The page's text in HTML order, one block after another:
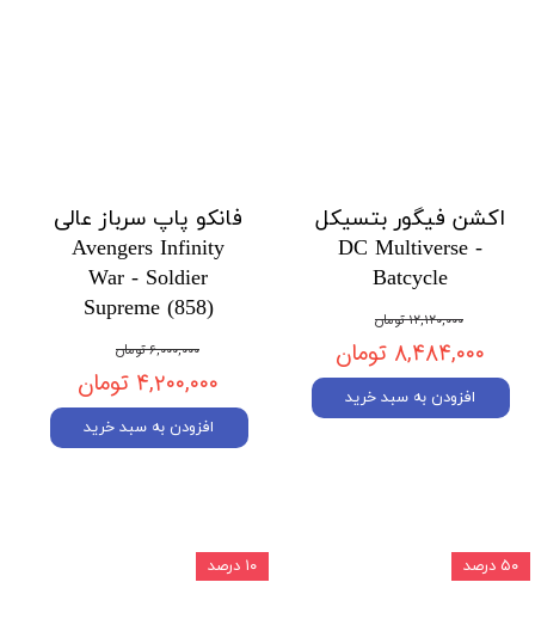
اکشن فیگور بتسیکل
DC Multiverse -
Batcycle
۱۲,۱۲۰,۰۰۰ تومان
۸,۴۸۴,۰۰۰ تومان
افزودن به سبد خرید
فانکو پاپ سرباز عالی
Avengers Infinity
War - Soldier
Supreme (858)
۶,۰۰۰,۰۰۰ تومان
۴,۲۰۰,۰۰۰ تومان
افزودن به سبد خرید
۵۰ درصد ۱۰ درصد